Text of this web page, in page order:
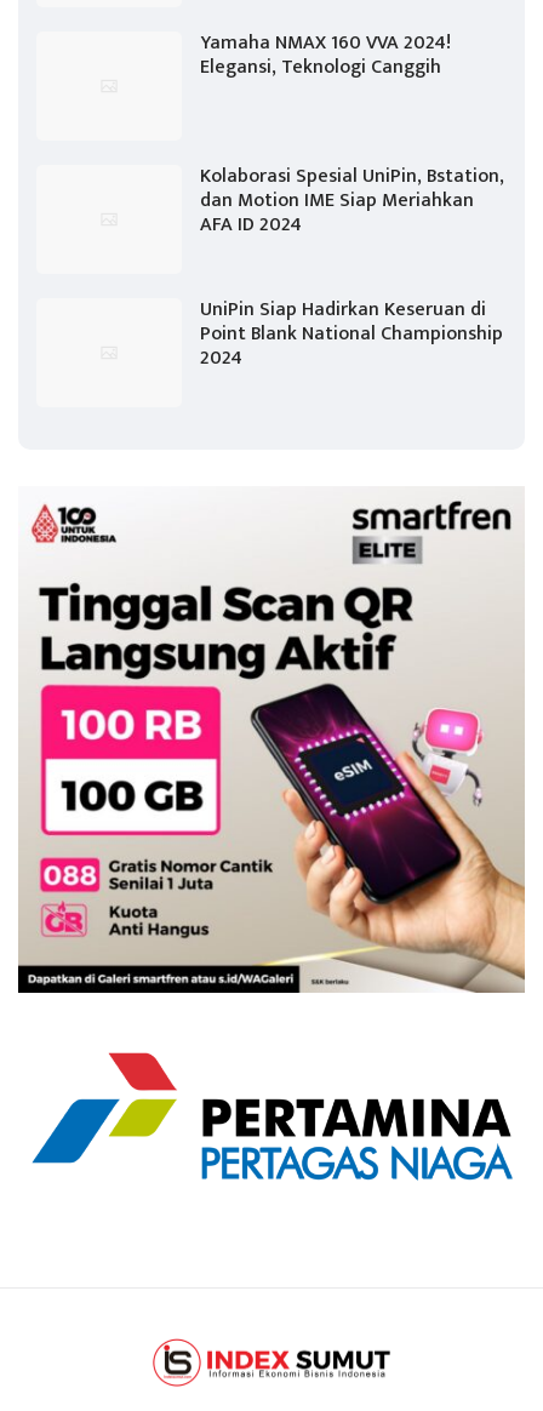
Yamaha NMAX 160 VVA 2024!
Elegansi, Teknologi Canggih
Kolaborasi Spesial UniPin, Bstation,
dan Motion IME Siap Meriahkan
AFA ID 2024
UniPin Siap Hadirkan Keseruan di
Point Blank National Championship
2024